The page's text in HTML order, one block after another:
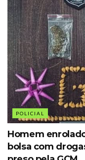
POLICIAL
Homem
bolsa com